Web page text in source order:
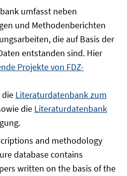
umfasst neben
und Methodenberichten
die auf Basis der
entstanden sind. Hier
Projekte von FDZ-
die Literaturdatenbank zum
Fenster
die Literaturdatenbank
and methodology
database contains
written on the basis of the